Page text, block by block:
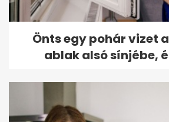
Önts egy pohár vizet
ablak alsó sínjébe,